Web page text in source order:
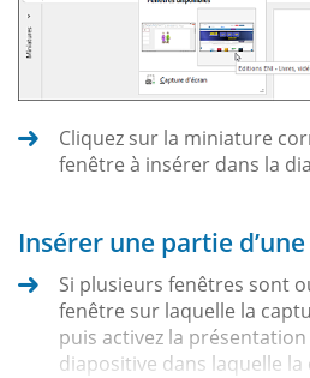
Cliquez sur la miniature
fenêtre à insérer dans la
Insérer une partie
Si plusieurs fenêtres sont
fenêtre sur laquelle la
puis activez la
diapositive dans laquelle